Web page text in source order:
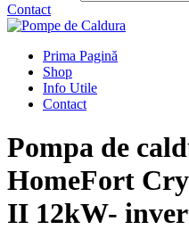
Contact
Prima Pagină
Shop
Info Utile
Contact
Pompa de
HomeFort
II 12kW-